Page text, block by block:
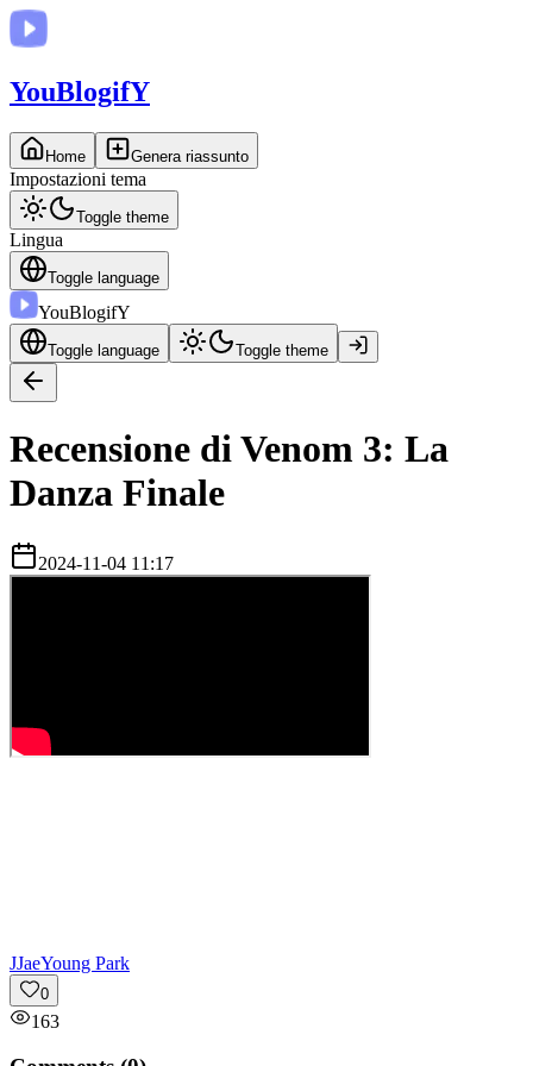
YouBlogifY
Home Genera riassunto
Impostazioni tema
Toggle theme
Lingua
Toggle language
YouBlogifY
Toggle language Toggle theme
Recensione di Venom 3: La
Danza Finale
2024-11-04 11:17
JJaeYoung Park
0
163